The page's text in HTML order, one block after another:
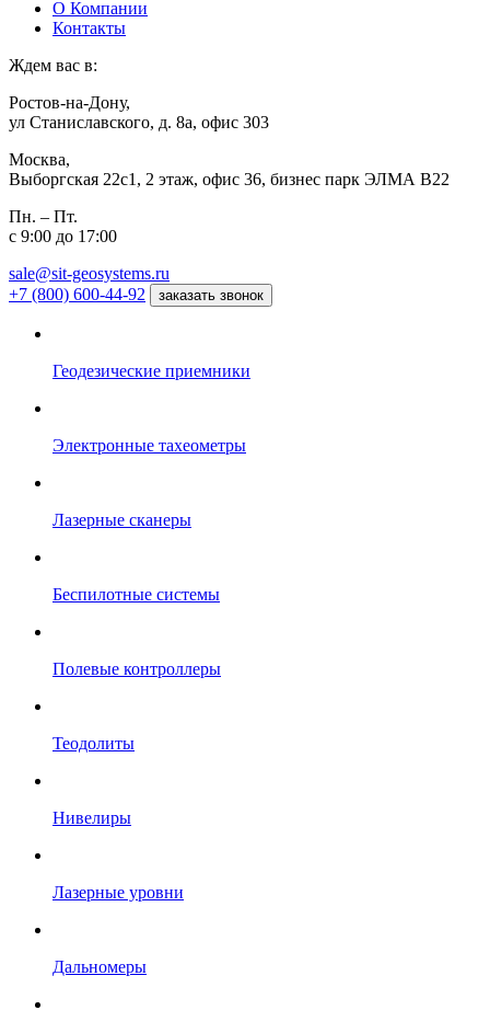
О Компании
Контакты
Ждем вас в:
Ростов-на-Дону,
ул Станиславского, д. 8а, офис 303
Москва,
Выборгская 22с1, 2 этаж, офис 36, бизнес парк ЭЛМА В22
Пн. – Пт.
с 9:00 до 17:00
sale@sit-geosystems.ru
+7 (800) 600-44-92
заказать звонок
Геодезические приемники
Электронные тахеометры
Лазерные сканеры
Беспилотные системы
Полевые контроллеры
Теодолиты
Нивелиры
Лазерные уровни
Дальномеры